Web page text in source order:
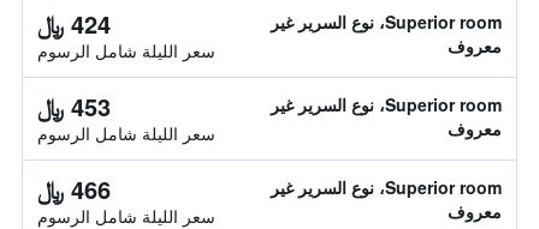
Superior room، نوع السرير غير
معروف
424 ﷼
سعر الليلة شامل الرسوم
Superior room، نوع السرير غير
معروف
453 ﷼
سعر الليلة شامل الرسوم
Superior room، نوع السرير غير
معروف
466 ﷼
سعر الليلة شامل الرسوم